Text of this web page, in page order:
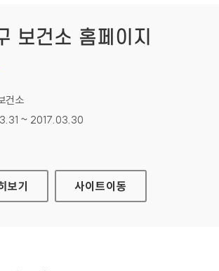
보건소 홈페이지
건소
:
~ 2017.03.30
보건소 홈페이지
보기 사이트이동